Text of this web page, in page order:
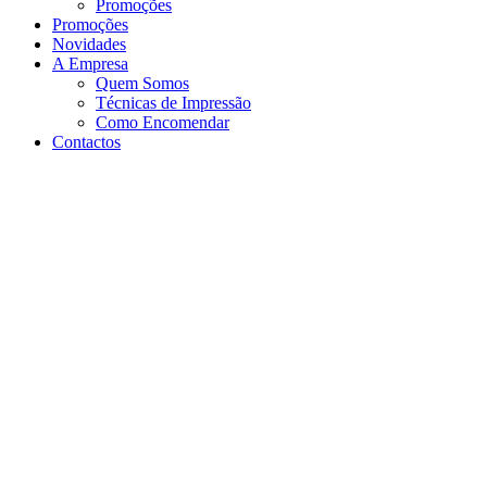
Promoções
Promoções
Novidades
A Empresa
Quem Somos
Técnicas de Impressão
Como Encomendar
Contactos